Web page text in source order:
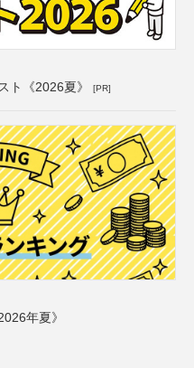
ト《2026夏》 [PR]
年夏》